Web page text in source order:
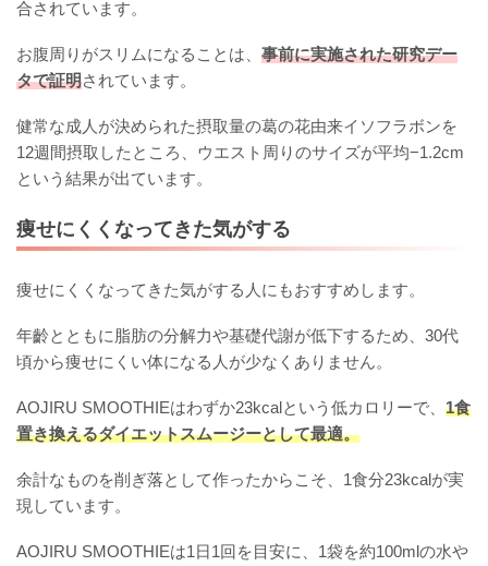
合されています。
お腹周りがスリムになることは、 事前に実施された研究デー
タで証明されています。
健常な成人が決められた摂取量の葛の花由来イソフラボンを
12週間摂取したところ、ウエスト周りのサイズが平均−1.2cm
という結果が出ています。
痩せにくくなってきた気がする
痩せにくくなってきた気がする人にもおすすめします。
年齡とともに脂肪の分解力や基礎代謝が低下するため、30代
頃から痩せにくい体になる人が少なくありません。
AOJIRU SMOOTHIEはわずか23kcalという低カロリーで、 1食
置き換えるダイエットスムージーとして最適。
余計なものを削ぎ落として作ったからこそ、1食分23kcalが実
現しています。
AOJIRU SMOOTHIEは1日1回を目安に、1袋を約100mlの水や